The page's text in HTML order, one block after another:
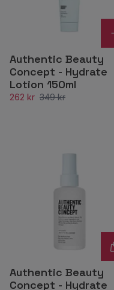
Authentic Beauty
Concept - Hydrate
Lotion 150ml
262 kr 349 kr
Authentic Beauty
Concept - Hydrate